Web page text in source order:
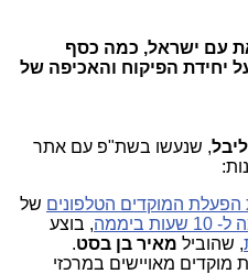
עם ישראל, כמה כסף
יחידת הפיקוח והאכיפה של
, שנעשו בשת"פ עם אתר
הפעלת המוקדים הטלפונים של
ל- 10 שעות ביממה, בוצע
, שהוביל מאיר בן בסט.
מוקדים מאויישים במרכזי